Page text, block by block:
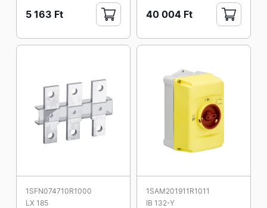
5 163 Ft 40 004 Ft
1SFN074710R1000
LX 185
1SAM201911R1011
IB 132-Y